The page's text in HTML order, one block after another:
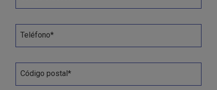
Teléfono*
Código postal*